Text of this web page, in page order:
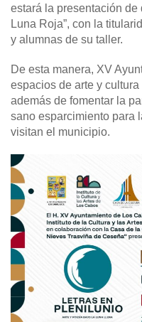
estará la presentación de
Luna Roja”, con la
y alumnas de su taller.
De esta manera, XV
espacios de arte y
además de fomentar la
sano esparcimiento para
visitan el municipio.